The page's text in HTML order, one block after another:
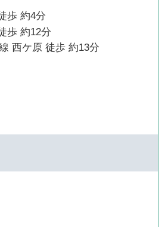
歩 約4分
歩 約12分
西ケ原 徒歩 約13分